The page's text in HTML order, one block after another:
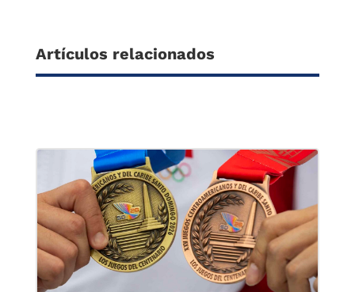
Artículos relacionados